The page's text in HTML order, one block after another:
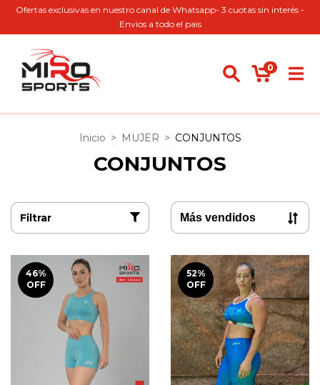
Ofertas exclusivas en nuestro canal de Whatsapp- 3 cuotas sin interés -
Envios a todo el pais
0
Inicio > MUJER > CONJUNTOS
CONJUNTOS
Filtrar
46%
OFF
52%
OFF